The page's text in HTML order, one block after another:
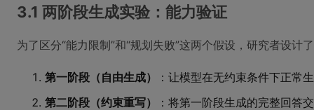
3.1 两阶段生成实验：能力验证
为了区分“能力限制”和“规划失败”这两个假设，研究者设计
第一阶段（自由生成）
：让模型在无约束条件下正常
第二阶段（约束重写）
：将第一阶段生成的完整回答